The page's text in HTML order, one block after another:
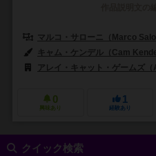
マルコ・サローニ（Marco
キャム・ケンデル（Cam
アレイ・キャット・ゲームズ
0
興味あり
1
経験あり
クイック検索